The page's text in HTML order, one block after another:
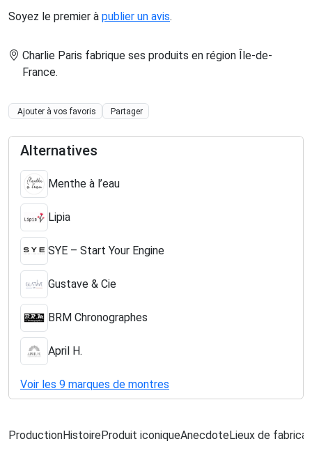
Soyez le premier à publier un avis.
Charlie Paris fabrique ses produits en région Île-de-
France.
Ajouter à vos favoris Partager
Alternatives
Menthe à l’eau
Lipia
SYE – Start Your Engine
Gustave & Cie
BRM Chronographes
April H.
Voir les 9 marques de montres
ProductionHistoireProduit iconiqueAnecdoteLieux de